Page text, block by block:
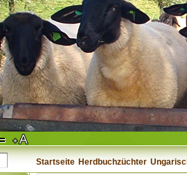
Startseite Herdbuchzüchter